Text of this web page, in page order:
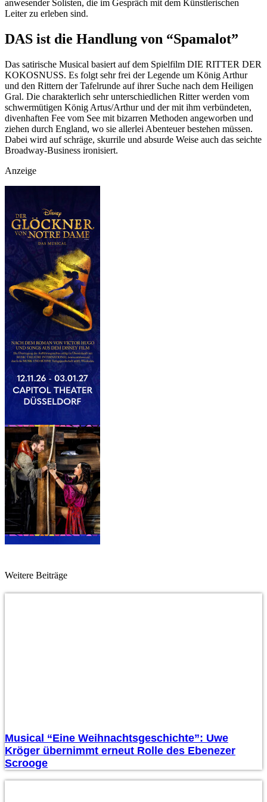
anwesender Solisten, die im Gespräch mit dem Künstlerischen
Leiter zu erleben sind.
DAS ist die Handlung von “Spamalot”
Das satirische Musical basiert auf dem Spielfilm DIE RITTER DER
KOKOSNUSS. Es folgt sehr frei der Legende um König Arthur
und den Rittern der Tafelrunde auf ihrer Suche nach dem Heiligen
Gral. Die charakterlich sehr unterschiedlichen Ritter werden vom
schwermütigen König Artus/Arthur und der mit ihm verbündeten,
divenhaften Fee vom See mit bizarren Methoden angeworben und
ziehen durch England, wo sie allerlei Abenteuer bestehen müssen.
Dabei wird auf schräge, skurrile und absurde Weise auch das seichte
Broadway-Business ironisiert.
Anzeige
Weitere Beiträge
Musical “Eine Weihnachtsgeschichte”: Uwe
Kröger übernimmt erneut Rolle des Ebenezer
Scrooge